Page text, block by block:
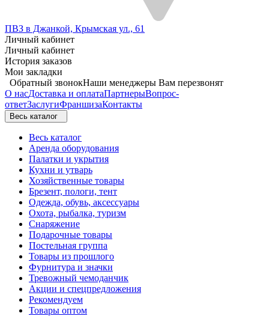
ПВЗ в Джанкой, Крымская ул., 61
Личный кабинет
Личный кабинет
История заказов
Мои закладки
Обратный звонокНаши менеджеры Вам перезвонят
О насДоставка и оплатаПартнерыВопрос-
ответЗаслугиФраншизаКонтакты
Весь каталог
Весь каталог
Аренда оборудования
Палатки и укрытия
Кухни и утварь
Хозяйственные товары
Брезент, пологи, тент
Одежда, обувь, аксессуары
Охота, рыбалка, туризм
Снаряжение
Подарочные товары
Постельная группа
Товары из прошлого
Фурнитура и значки
Тревожный чемоданчик
Акции и спецпредложения
Рекомендуем
Товары оптом